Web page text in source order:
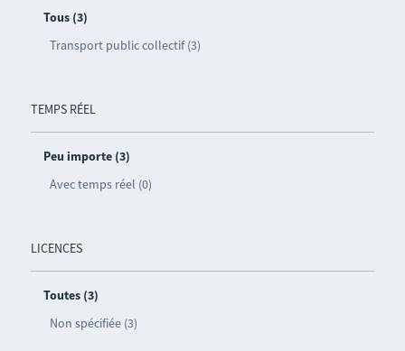
Tous (3)
Transport public collectif (3)
TEMPS RÉEL
Peu importe (3)
Avec temps réel (0)
LICENCES
Toutes (3)
Non spécifiée (3)